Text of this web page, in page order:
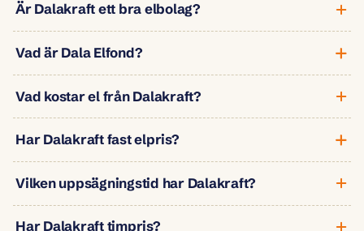
Är Dalakraft ett bra elbolag?
Vad är Dala Elfond?
Vad kostar el från Dalakraft?
Har Dalakraft fast elpris?
Vilken uppsägningstid har Dalakraft?
Har Dalakraft timpris?